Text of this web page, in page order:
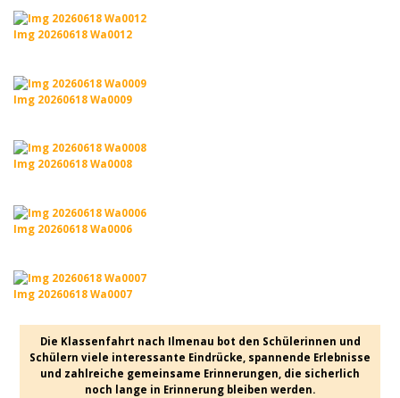
Img 20260618 Wa0012
Img 20260618 Wa0009
Img 20260618 Wa0008
Img 20260618 Wa0006
Img 20260618 Wa0007
Die Klassenfahrt nach Ilmenau bot den Schülerinnen und
Schülern viele interessante Eindrücke, spannende Erlebnisse
und zahlreiche gemeinsame Erinnerungen, die sicherlich
noch lange in Erinnerung bleiben werden.